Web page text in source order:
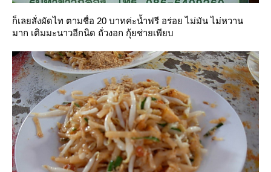
ก็เลยสั่งผัดไท ตามชื่อ 20 บาทค่ะน้ำฟรี อร่อย ไม่มัน ไม่หวาน
มาก เติมมะนาวอีกนิด ถั่วงอก กุ้ยช่ายเพียบ